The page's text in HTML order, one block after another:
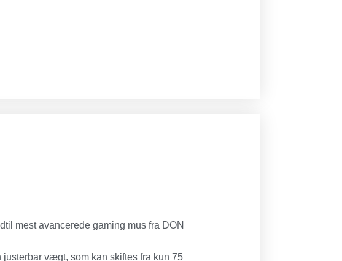
mest avancerede gaming mus fra DON
vægt, som kan skiftes fra kun 75